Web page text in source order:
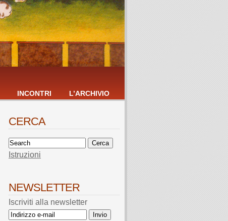
INCONTRI L’ARCHIVIO
CERCA
Istruzioni
NEWSLETTER
Iscriviti alla newsletter